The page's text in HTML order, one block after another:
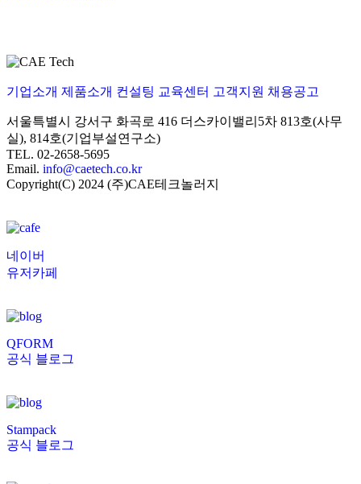
기업소개 제품소개 컨설팅 교육센터 고객지원 채용공고
서울특별시 강서구 화곡로 416 더스카이밸리5차 813호(사무
실), 814호(기업부설연구소)
TEL. 02-2658-5695
Email. info@caetech.co.kr
Copyright(C) 2024 (주)CAE테크놀러지
네이버
유저카페
QFORM
공식 블로그
Stampack
공식 블로그